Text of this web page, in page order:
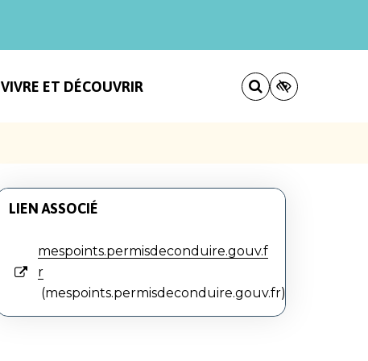
VIVRE ET DÉCOUVRIR
LIEN ASSOCIÉ
mespoints.permisdeconduire.gouv.f
r
mespoints.permisdeconduire.gouv.fr